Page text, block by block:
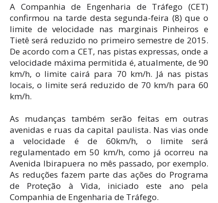
A Companhia de Engenharia de Tráfego (CET)
confirmou na tarde desta segunda-feira (8) que o
limite de velocidade nas marginais Pinheiros e
Tietê será reduzido no primeiro semestre de 2015.
De acordo com a CET, nas pistas expressas, onde a
velocidade máxima permitida é, atualmente, de 90
km/h, o limite cairá para 70 km/h. Já nas pistas
locais, o limite será reduzido de 70 km/h para 60
km/h.
As mudanças também serão feitas em outras
avenidas e ruas da capital paulista. Nas vias onde
a velocidade é de 60km/h, o limite será
regulamentado em 50 km/h, como já ocorreu na
Avenida Ibirapuera no mês passado, por exemplo.
As reduções fazem parte das ações do Programa
de Proteção à Vida, iniciado este ano pela
Companhia de Engenharia de Tráfego.